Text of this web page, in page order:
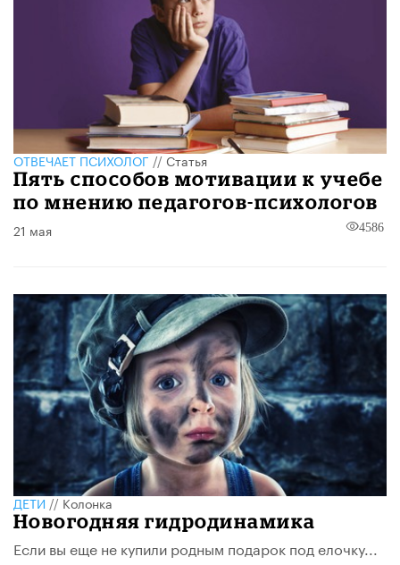
ОТВЕЧАЕТ ПСИХОЛОГ//Статья
Пять способов мотивации к учебе
по мнению педагогов-психологов
21 мая 4586
ДЕТИ//Колонка
Новогодняя гидродинамика
Если вы еще не купили родным подарок под елочку...